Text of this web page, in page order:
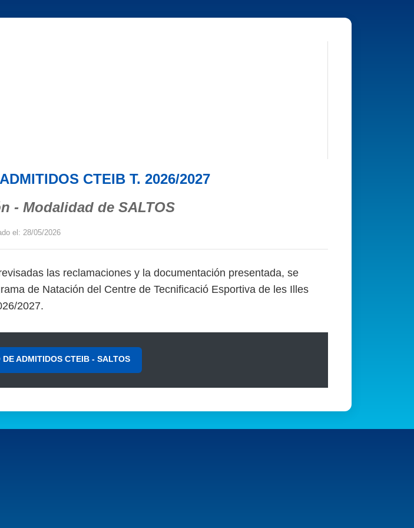
CTEIB T. 2026/2027
- Modalidad de SALTOS
el: 28/05/2026
las reclamaciones y la documentación presentada, se
de Natación del Centre de Tecnificació Esportiva de les Illes
2027.
ADMITIDOS CTEIB - SALTOS